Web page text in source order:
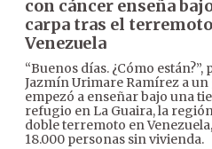
con cáncer enseña
carpa tras el
Venezuela
“Buenos días. ¿Cómo
Jazmín Urimare Ramírez a
empezó a enseñar bajo una
refugio en La Guaira, la
doble terremoto en
18.000 personas sin vivienda.